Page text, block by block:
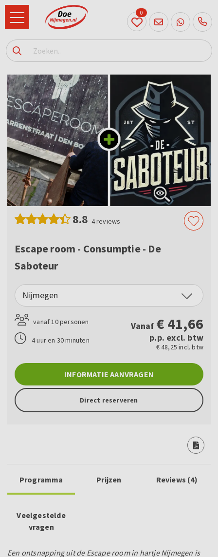
024
204
0
8.8 4reviews
Escape room - Consumptie - De
Saboteur
Nijmegen
vanaf 10 personen
4 uur en 30 minuten
Vanaf € 41,66
p.p. excl. btw
€ 48,25 incl. btw
INFORMATIE AANVRAGEN
Direct reserveren
Programma Prijzen Reviews (4)
Veelgestelde
vragen
Een ontsnapping uit de Escape room in hartje Nijmegen is